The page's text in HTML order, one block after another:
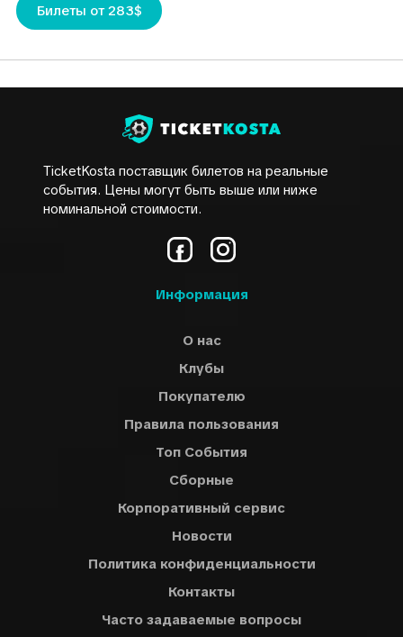
Билеты от 283$
TicketKosta поставщик билетов на реальные
события. Цены могут быть выше или ниже
номинальной стоимости.
Информация
О нас
Клубы
Покупателю
Правила пользования
Топ События
Сборные
Корпоративный сервис
Новости
Политика конфиденциальности
Контакты
Часто задаваемые вопросы